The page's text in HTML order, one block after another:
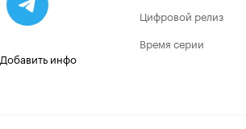
Добавить инфо
Цифровой релиз
Время серии